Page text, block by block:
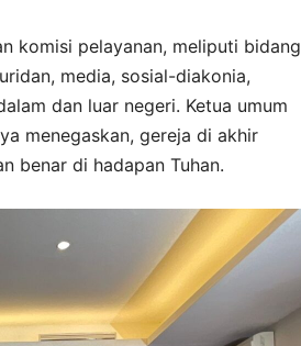
komisi pelayanan, meliputi bidang
media, sosial-diakonia,
dan luar negeri. Ketua umum
menegaskan, gereja di akhir
benar di hadapan Tuhan.